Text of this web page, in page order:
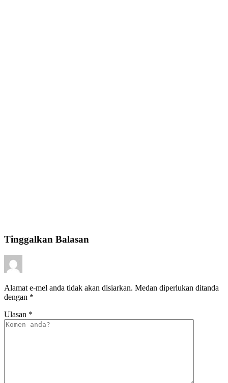
Tinggalkan Balasan
Alamat e-mel anda tidak akan disiarkan. Medan diperlukan ditanda
dengan *
Ulasan *